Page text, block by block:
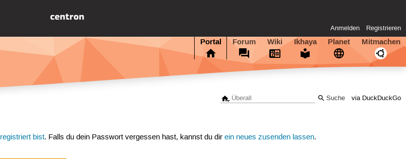
Anmelden Registrieren
Portal Forum Wiki Ikhaya Planet Mitmachen
via DuckDuckGo
registriert bist. Falls du dein Passwort vergessen hast, kannst du direin neues zusenden lassen.